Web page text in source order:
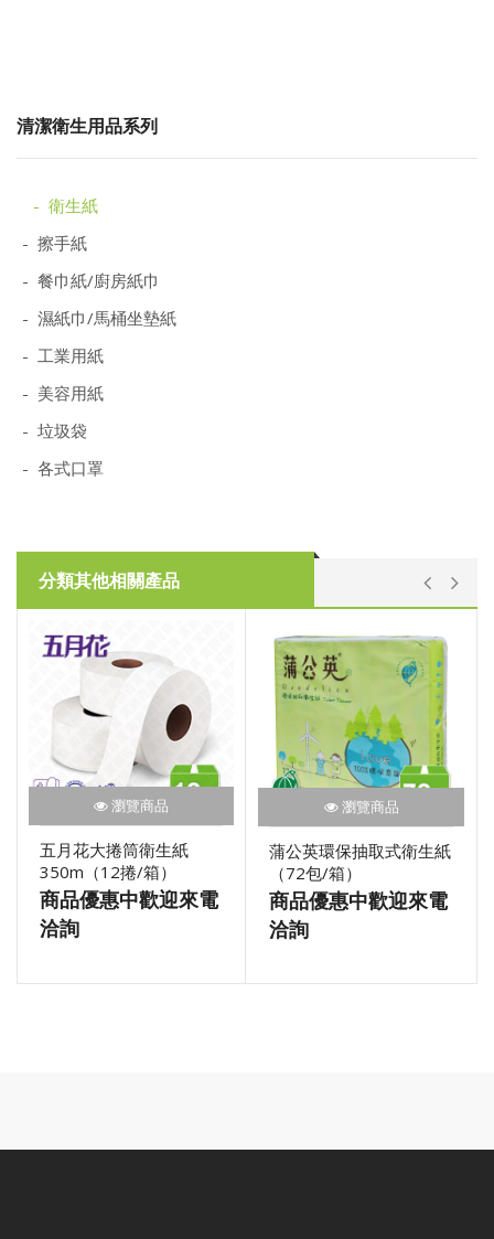
清潔衛生用品系列
- 衛生紙
- 擦手紙
- 餐巾紙/廚房紙巾
- 濕紙巾/馬桶坐墊紙
- 工業用紙
- 美容用紙
- 垃圾袋
- 各式口罩
分類其他相關產品
瀏覽商品
五月花大捲筒衛生紙
350m（12捲/箱）
商品優惠中歡迎來電
洽詢
瀏覽商品
蒲公英環保抽取式衛生紙
（72包/箱）
商品優惠中歡迎來電
洽詢